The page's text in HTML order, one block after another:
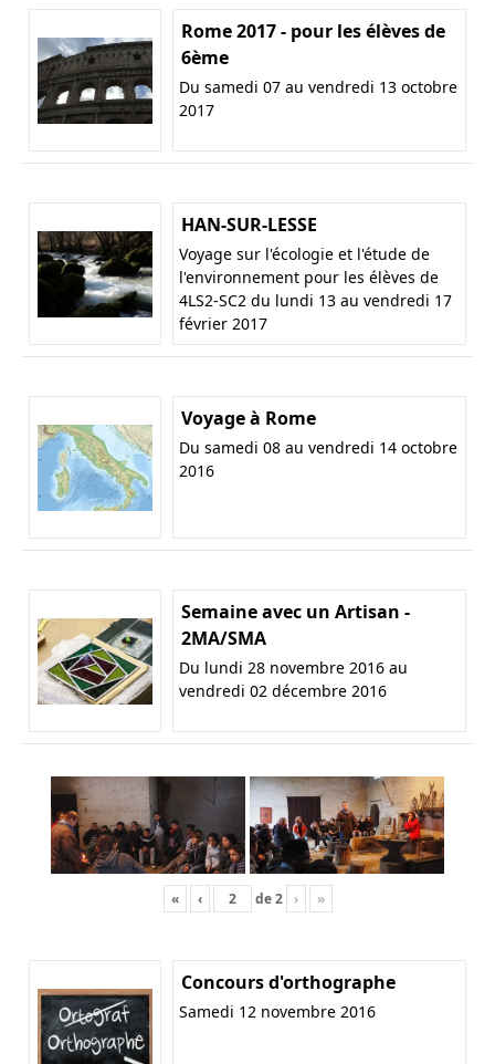
Rome 2017 - pour les élèves de
6ème
Du samedi 07 au vendredi 13 octobre
2017
HAN-SUR-LESSE
Voyage sur l'écologie et l'étude de
l'environnement pour les élèves de
4LS2-SC2 du lundi 13 au vendredi 17
février 2017
Voyage à Rome
Du samedi 08 au vendredi 14 octobre
2016
Semaine avec un Artisan -
2MA/SMA
Du lundi 28 novembre 2016 au
vendredi 02 décembre 2016
« ‹ de2 › »
Concours d'orthographe
Samedi 12 novembre 2016